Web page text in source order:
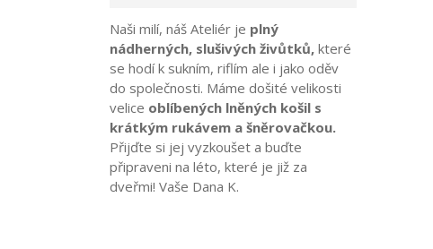
Naši milí, náš Ateliér je plný
nádherných, slušivých živůtků, které
se hodí k sukním, riflím ale i jako oděv
do společnosti. Máme došité velikosti
velice oblíbených lněných košil s
krátkým rukávem a šněrovačkou.
Přijďte si jej vyzkoušet a buďte
připraveni na léto, které je již za
dveřmi! Vaše Dana K.